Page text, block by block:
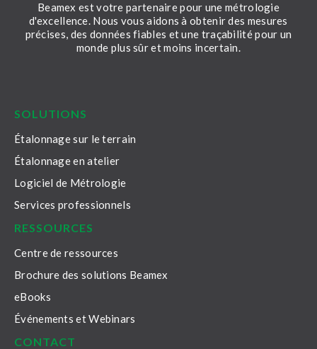
Beamex est votre partenaire pour une métrologie
d'excellence. Nous vous aidons à obtenir des mesures
précises, des données fiables et une traçabilité pour un
monde plus sûr et moins incertain.
SOLUTIONS
Étalonnage sur le terrain
Étalonnage en atelier
Logiciel de Métrologie
Services professionnels
RESSOURCES
Centre de ressources
Brochure des solutions Beamex
eBooks
Événements et Webinars
CONTACT